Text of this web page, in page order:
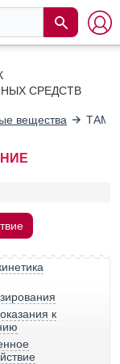
СРЕДСТВ
вещества
к